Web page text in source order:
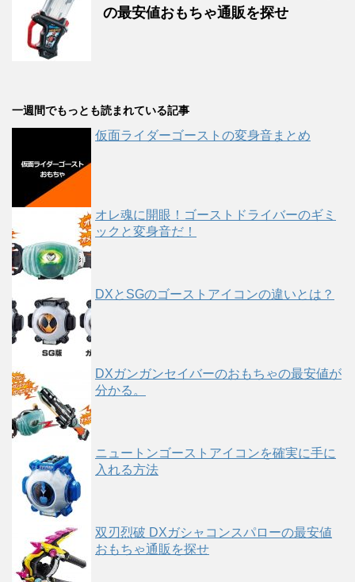
の最安値おもちゃ通販を探せ
一週間でもっとも読まれている記事
仮面ライダーゴーストの変身音まとめ
オレ魂に開眼！ゴーストドライバーのギミ
ックと変身音だ！
DXとSGのゴーストアイコンの違いとは？
DXガンガンセイバーのおもちゃの最安値が
分かる。
ニュートンゴーストアイコンを確実に手に
入れる方法
双刃烈破 DXガシャコンスパローの最安値
おもちゃ通販を探せ